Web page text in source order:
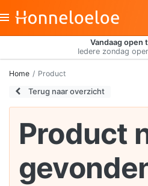
Vandaag open
Iedere zondag
Home Product
Terug naar overzicht
Product